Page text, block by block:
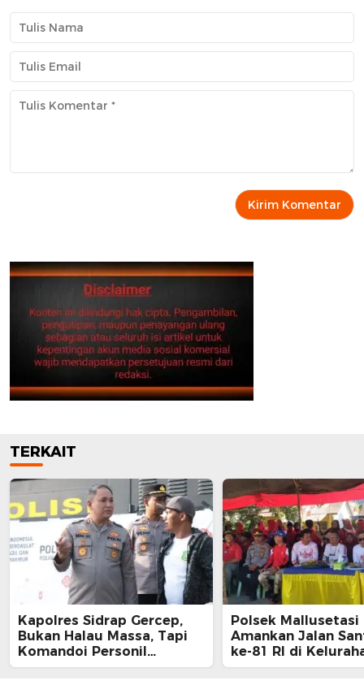
TERKAIT
Kapolres Sidrap Gercep,
Bukan Halau Massa, Tapi
Komandoi Personil
Kerahkan Water Canon
Polsek Mallusetasi
Amankan Jalan
ke-81 RI di
Mallawa